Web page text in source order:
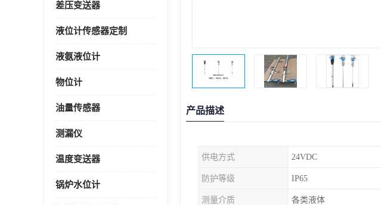
差压变送器
液位计传感器定制
液氨液位计
物位计
油量传感器
测漏仪
温度变送器
锅炉水位计
产品描述
供电方式 24VDC
防护等级 IP65
测量介质 各类液体